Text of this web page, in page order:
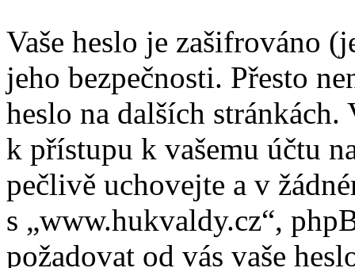
Vaše heslo je zašifrováno
jeho bezpečnosti. Přesto
heslo na dalších stránkách.
k přístupu k vašemu účtu
pečlivě uchovejte a v
s „www.hukvaldy.cz“,
požadovat od vás vaše